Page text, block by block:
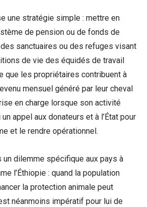
une stratégie simple : mettre en
de pension ou de fonds de
sanctuaires ou des refuges visant
de vie des équidés de travail
que les propriétaires contribuent à
mensuel généré par leur cheval
en charge lorsque son activité
appel aux donateurs et à l’État pour
et le rendre opérationnel.
un dilemme spécifique aux pays à
l’Éthiopie : quand la population
la protection animale peut
néanmoins impératif pour lui de